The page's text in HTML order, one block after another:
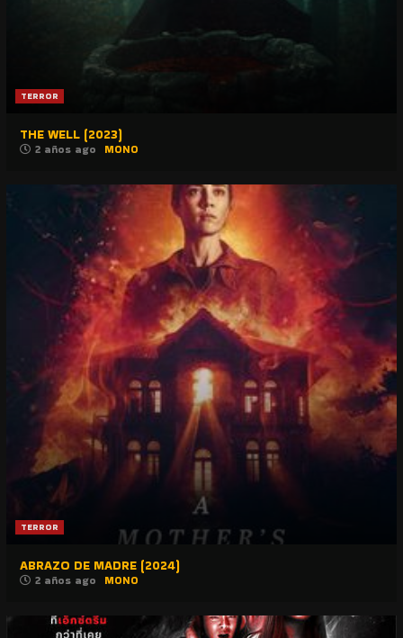
TERROR
THE WELL (2023)
2 años ago MONO
TERROR
ABRAZO DE MADRE (2024)
2 años ago MONO